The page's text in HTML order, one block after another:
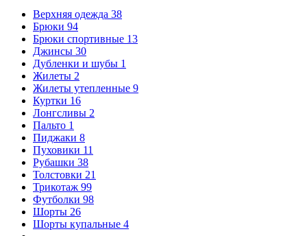
Верхняя одежда 38
Брюки 94
Брюки спортивные 13
Джинсы 30
Дубленки и шубы 1
Жилеты 2
Жилеты утепленные 9
Куртки 16
Лонгсливы 2
Пальто 1
Пиджаки 8
Пуховики 11
Рубашки 38
Толстовки 21
Трикотаж 99
Футболки 98
Шорты 26
Шорты купальные 4